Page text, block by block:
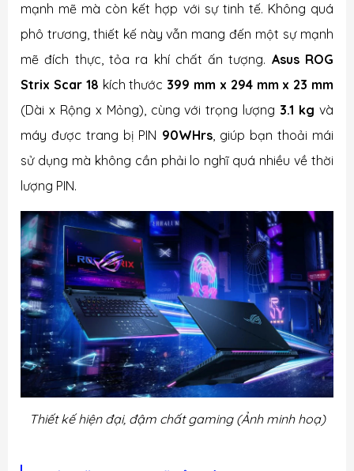
mạnh mẽ mà còn kết hợp với sự tinh tế. Không quá
phô trương, thiết kế này vẫn mang đến một sự mạnh
mẽ đích thực, tỏa ra khí chất ấn tượng. Asus ROG
Strix Scar 18 kích thước 399 mm x 294 mm x 23 mm
(Dài x Rộng x Mỏng), cùng với trọng lượng 3.1 kg và
máy được trang bị PIN 90WHrs, giúp bạn thoải mái
sử dụng mà không cần phải lo nghĩ quá nhiều về thời
lượng PIN.
Thiết kế hiện đại, đậm chất gaming (Ảnh minh hoạ)